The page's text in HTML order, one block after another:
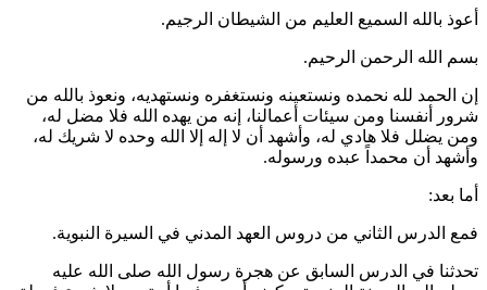
أعوذ بالله السميع العليم من الشيطان الرجيم.
بسم الله الرحمن الرحيم.
إن الحمد لله نحمده ونستعينه ونستغفره ونستهديه، ونعوذ بالله من
شرور أنفسنا ومن سيئات أعمالنا، إنه من يهده الله فلا مضل له،
ومن يضلل فلا هادي له، وأشهد أن لا إله إلا الله وحده لا شريك له،
وأشهد أن محمداً عبده ورسوله.
أما بعد:
فمع الدرس الثاني من دروس العهد المدني في السيرة النبوية.
تحدثنا في الدرس السابق عن هجرة رسول الله صلى الله عليه